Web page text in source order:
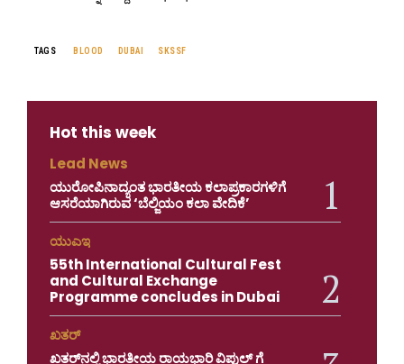
TAGS BLOOD DUBAI SKSSF
Hot this week
Lead News
ಯುರೋಪಿನಾದ್ಯಂತ ಭಾರತೀಯ ಕಲಾಪ್ರಕಾರಗಳಿಗೆ
ಆಸರೆಯಾಗಿರುವ ‘ಬೆಲ್ಜಿಯಂ ಕಲಾ ವೇದಿಕೆ’
ಯುಎಇ
55th International Cultural Fest
and Cultural Exchange
Programme concludes in Dubai
ಖತರ್
ಖತರ್‌ನಲ್ಲಿ ಭಾರತೀಯ ರಾಯಭಾರಿ ವಿಪುಲ್ ಗೆ